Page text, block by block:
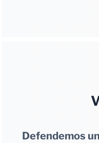
Defendemos